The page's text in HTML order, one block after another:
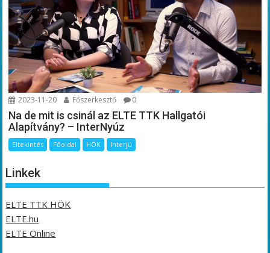
2023-11-20 Főszerkesztő 0
Na de mit is csinál az ELTE TTK Hallgatói
Alapítvány? – InterNyúz
Eltekintés Főoldal HÖK Interjú
Linkek
ELTE TTK HÖK
ELTE.hu
ELTE Online